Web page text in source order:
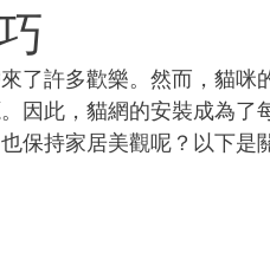
了許多歡樂。然而，貓咪
因此，貓網的安裝成為了
保持家居美觀呢？以下是